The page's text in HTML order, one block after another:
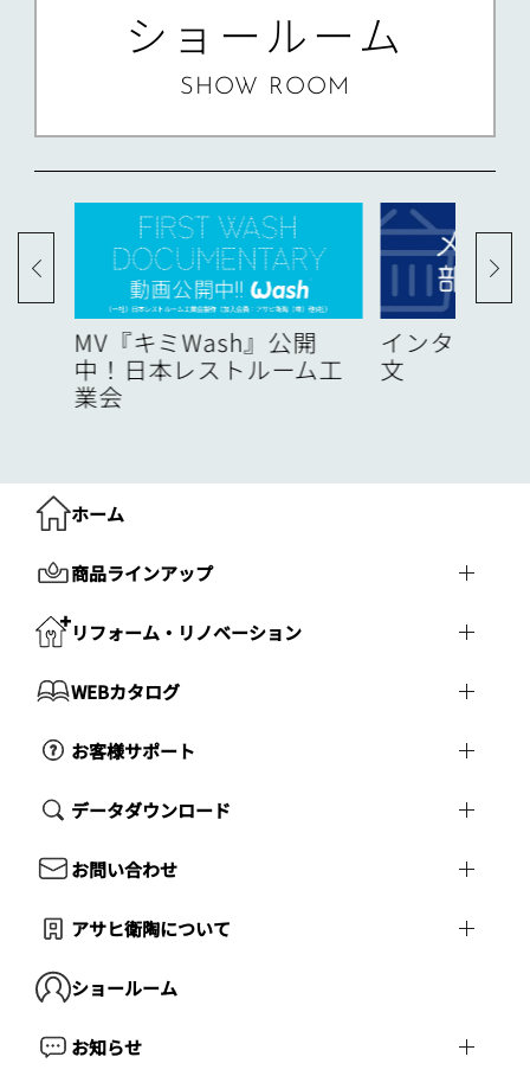
ショールーム
SHOW ROOM
MV『キミWash』公開
中！日本レストルーム工
業会
インターネ
文
ホーム
商品ラインアップ
リフォーム・リノベーション
WEBカタログ
お客様サポート
データダウンロード
お問い合わせ
アサヒ衛陶について
ショールーム
お知らせ